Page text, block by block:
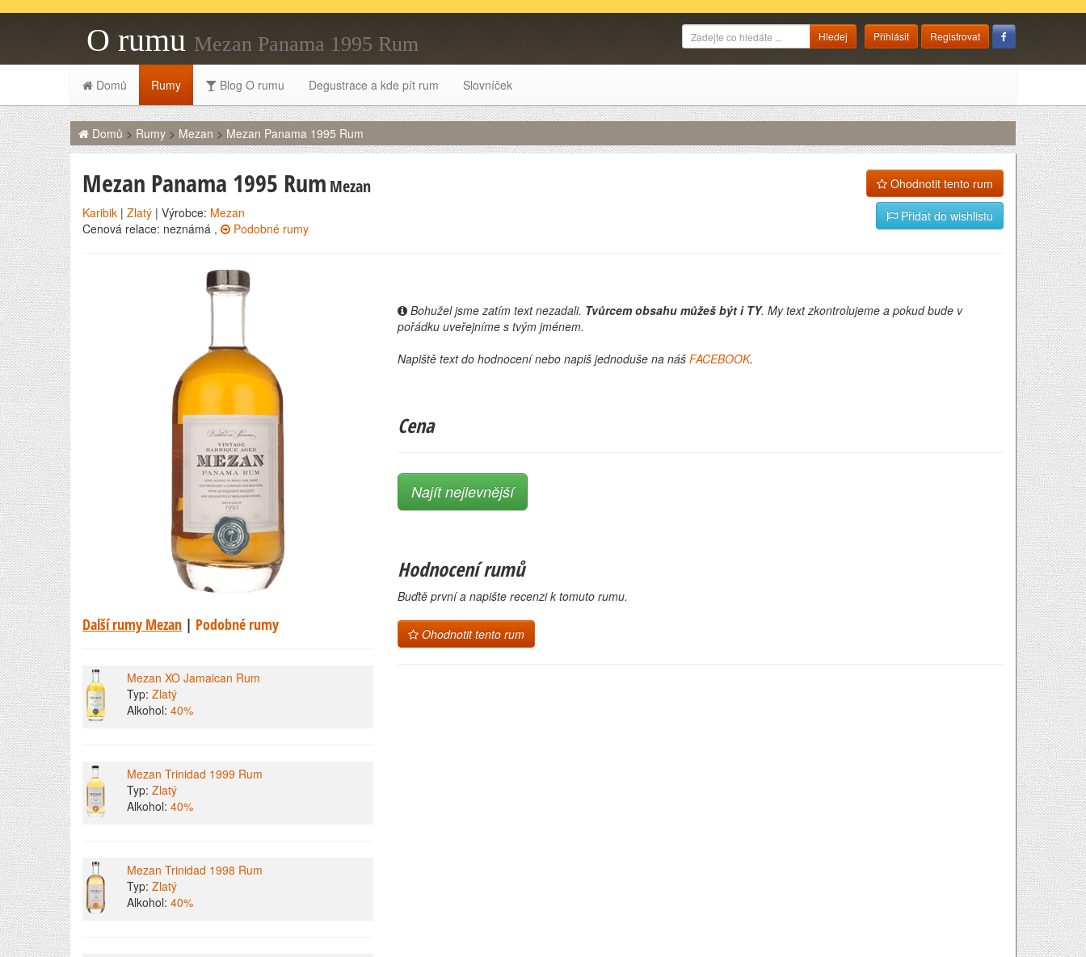
O rumu Mezan Panama 1995 Rum Přihlásit Registrovat
Domů Rumy Blog O rumu Degustrace a kde pít rum Slovníček
Domů > Rumy > Mezan > Mezan Panama 1995 Rum
Mezan Panama 1995 Rum Mezan
Karibik | Zlatý | Výrobce: Mezan
Cenová relace: neznámá ,
Podobné rumy
Ohodnotit tento rum
Přidat do wishlistu
Další rumy Mezan | Podobné rumy
Mezan XO Jamaican Rum
Typ: Zlatý
Alkohol: 40%
Mezan Trinidad 1999 Rum
Typ: Zlatý
Alkohol: 40%
Mezan Trinidad 1998 Rum
Typ: Zlatý
Alkohol: 40%
Bohužel jsme zatím text nezadali. Tvůrcem obsahu můžeš být i TY. My text zkontrolujeme a pokud bude v
pořádku uveřejníme s tvým jménem.
Napiště text do hodnocení nebo napiš jednoduše na náš FACEBOOK.
Cena
Najít nejlevnější
Hodnocení rumů
Buďtě první a napište recenzi k tomuto rumu.
Ohodnotit tento rum